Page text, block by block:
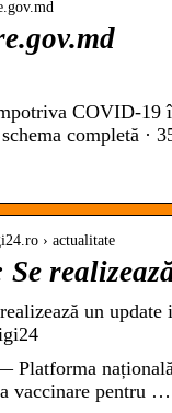
COVID-19
completă ·
› actualitate
Se
un
Platforma
vaccinare pentru …